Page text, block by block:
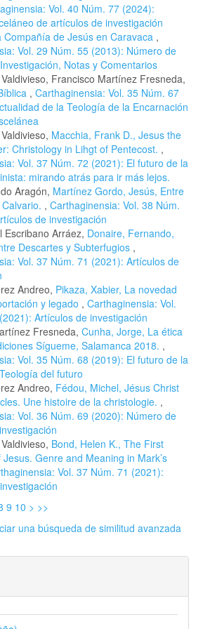
Vol. 40 Núm. 77 (2024):
de artículos de investigación
Compañía de Jesús en Caravaca ,
Vol. 29 Núm. 55 (2013): Número de
Notas y Comentarios
Francisco Martínez Fresneda,
, Carthaginensia: Vol. 35 Núm. 67
de la Teología de la Encarnación
Macchia, Frank D., Jesus the
Christology in Lihgt of Pentecost. ,
Vol. 37 Núm. 72 (2021): El futuro de la
mirando atrás para ir más lejos.
Aragón, Martínez Gordo, Jesús, Entre
, Carthaginensia: Vol. 38 Núm.
de investigación
Escribano Arráez, Donaire, Fernando,
Descartes y Subterfugios ,
Vol. 37 Núm. 71 (2021): Artículos de
Andreo, Pikaza, Xabier, La novedad
y legado , Carthaginensia: Vol.
Artículos de investigación
Fresneda, Cunha, Jorge, La ética
Sígueme, Salamanca 2018. ,
Vol. 35 Núm. 68 (2019): El futuro de la
del futuro
Andreo, Fédou, Michel, Jésus Christ
Une histoire de la christologie. ,
Vol. 36 Núm. 69 (2020): Número de
Bond, Helen K., The First
Genre and Meaning in Mark’s
Vol. 37 Núm. 71 (2021):
9 10 > >>
una búsqueda de similitud avanzada